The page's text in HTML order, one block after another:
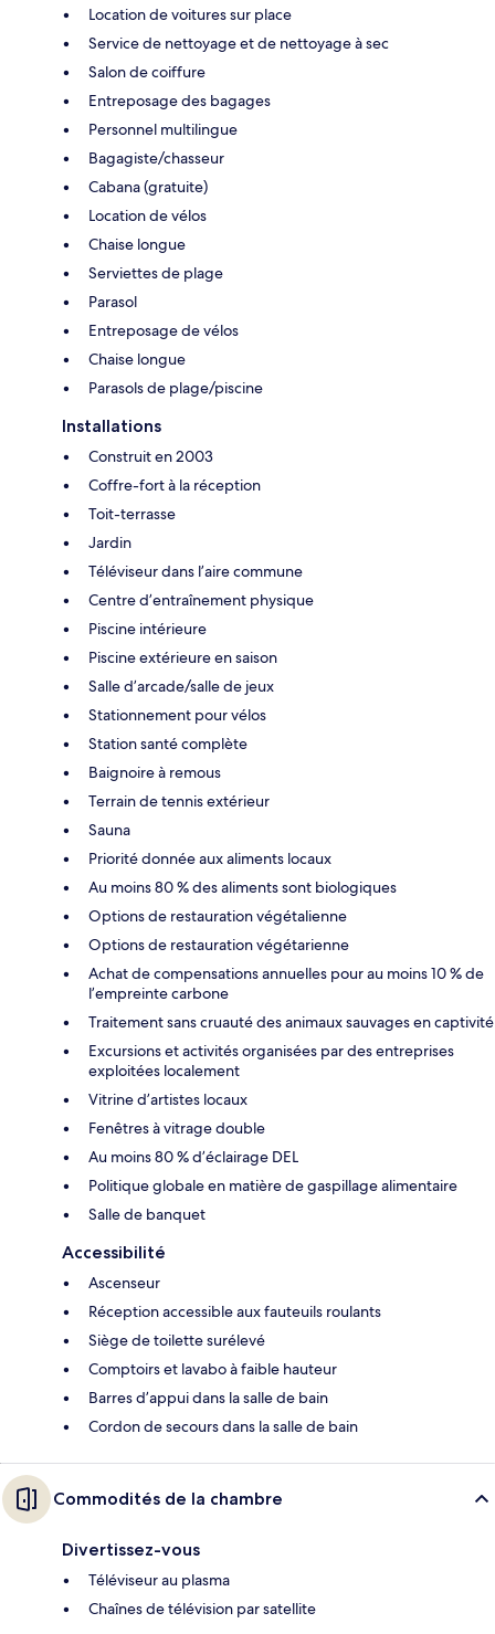
Location de voitures sur place
Service de nettoyage et de nettoyage à sec
Salon de coiffure
Entreposage des bagages
Personnel multilingue
Bagagiste/chasseur
Cabana (gratuite)
Location de vélos
Chaise longue
Serviettes de plage
Parasol
Entreposage de vélos
Chaise longue
Parasols de plage/piscine
Installations
Construit en 2003
Coffre-fort à la réception
Toit-terrasse
Jardin
Téléviseur dans l’aire commune
Centre d’entraînement physique
Piscine intérieure
Piscine extérieure en saison
Salle d’arcade/salle de jeux
Stationnement pour vélos
Station santé complète
Baignoire à remous
Terrain de tennis extérieur
Sauna
Priorité donnée aux aliments locaux
Au moins 80 % des aliments sont biologiques
Options de restauration végétalienne
Options de restauration végétarienne
Achat de compensations annuelles pour au moins 10 % de
l’empreinte carbone
Traitement sans cruauté des animaux sauvages en captivité
Excursions et activités organisées par des entreprises
exploitées localement
Vitrine d’artistes locaux
Fenêtres à vitrage double
Au moins 80 % d’éclairage DEL
Politique globale en matière de gaspillage alimentaire
Salle de banquet
Accessibilité
Ascenseur
Réception accessible aux fauteuils roulants
Siège de toilette surélevé
Comptoirs et lavabo à faible hauteur
Barres d’appui dans la salle de bain
Cordon de secours dans la salle de bain
Commodités de la chambre
Divertissez-vous
Téléviseur au plasma
Chaînes de télévision par satellite